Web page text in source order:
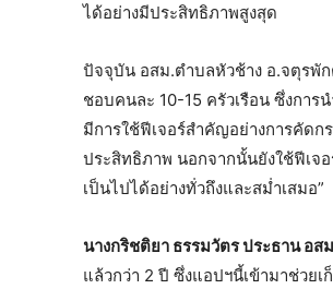
ได้อย่างมีประสิทธิภาพสูงสุด
ปัจจุบัน อสม.ตำบลหัวช้าง อ.จตุรพั
ชอบคนละ 10-15 ครัวเรือน ซึ่งกา
มีการใช้ฟีเจอร์สำคัญอย่างการคัดก
ประสิทธิภาพ นอกจากนั้นยังใช้ฟีเจ
เป็นไปได้อย่างทั่วถึงและสม่ำเสมอ”
นางกริชติยา ธรรมวัตร ประธาน อ
แล้วกว่า 2 ปี ซึ่งแอปฯนี้เข้ามาช่วย